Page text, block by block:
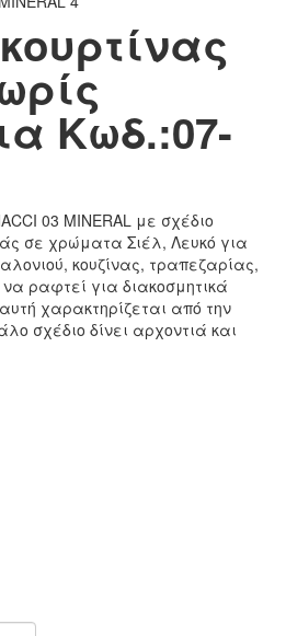
Κωδ.:07-
03 MINERAL με σχέδιο
σε χρώματα Σιέλ, Λευκό για
κουζίνας, τραπεζαρίας,
ραφτεί για διακοσμητικά
χαρακτηρίζεται από την
σχέδιο δίνει αρχοντιά και